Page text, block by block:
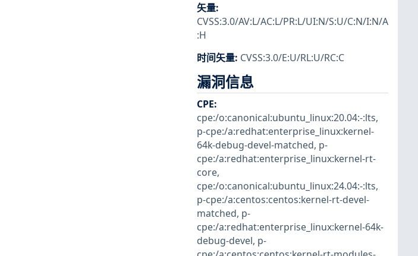
矢量:
CVSS:3.0/AV:L/AC:L/PR:L/UI:N/S:U/C:N/I:N/A
:H
时间矢量: CVSS:3.0/E:U/RL:U/RC:C
漏洞信息
CPE:
cpe:/o:canonical:ubuntu_linux:20.04:-:lts,
p-cpe:/a:redhat:enterprise_linux:kernel-
64k-debug-devel-matched, p-
cpe:/a:redhat:enterprise_linux:kernel-rt-
core,
cpe:/o:canonical:ubuntu_linux:24.04:-:lts,
p-cpe:/a:centos:centos:kernel-rt-devel-
matched, p-
cpe:/a:redhat:enterprise_linux:kernel-64k-
debug-devel, p-